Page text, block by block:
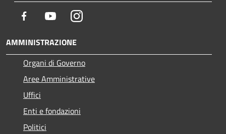
Facebook YoutubeInstagram
AMMINISTRAZIONE
Organi di Governo
Aree Amministrative
Uffici
Enti e fondazioni
Politici